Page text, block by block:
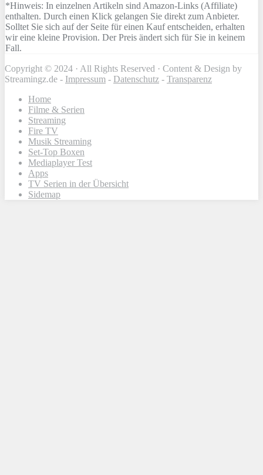
*Hinweis: In einzelnen Artikeln sind Amazon-Links (Affiliate)
enthalten. Durch einen Klick gelangen Sie direkt zum Anbieter.
Solltet Sie sich auf der Seite für einen Kauf entscheiden, erhalten
wir eine kleine Provision. Der Preis ändert sich für Sie in keinem
Fall.
Copyright © 2024 · All Rights Reserved · Content & Design by
Streamingz.de - Impressum - Datenschutz - Transparenz
Home
Filme & Serien
Streaming
Fire TV
Musik Streaming
Set-Top Boxen
Mediaplayer Test
Apps
TV Serien in der Übersicht
Sidemap